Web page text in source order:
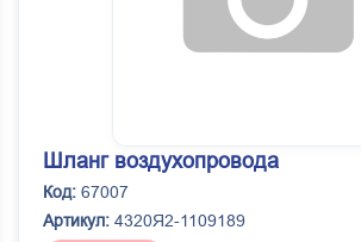
Шланг воздухопровода
Код: 67007
Артикул: 4320Я2-1109189